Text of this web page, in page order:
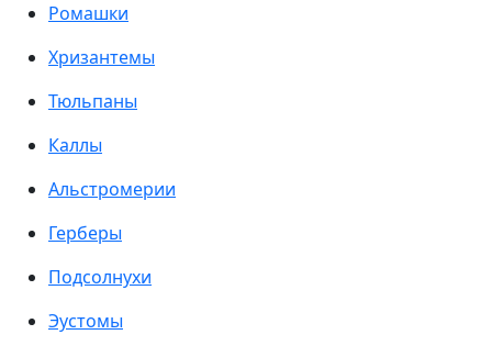
Ромашки
Хризантемы
Тюльпаны
Каллы
Альстромерии
Герберы
Подсолнухи
Эустомы